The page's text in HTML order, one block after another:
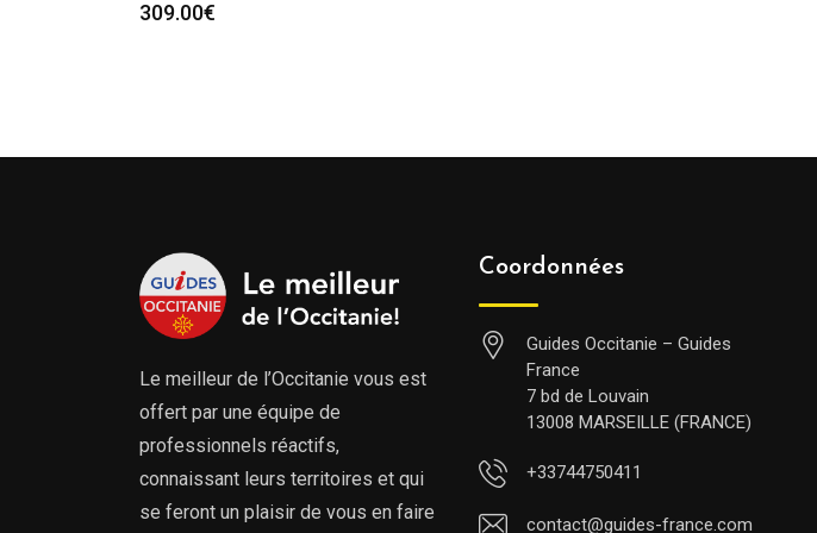
309.00€
Le meilleur de l’Occitanie vous est
offert par une équipe de
professionnels réactifs,
connaissant leurs territoires et qui
se feront un plaisir de vous en faire
Coordonnées
Guides Occitanie – Guides
France
7 bd de Louvain
13008 MARSEILLE (FRANCE)
+33744750411
contact@guides-france.com